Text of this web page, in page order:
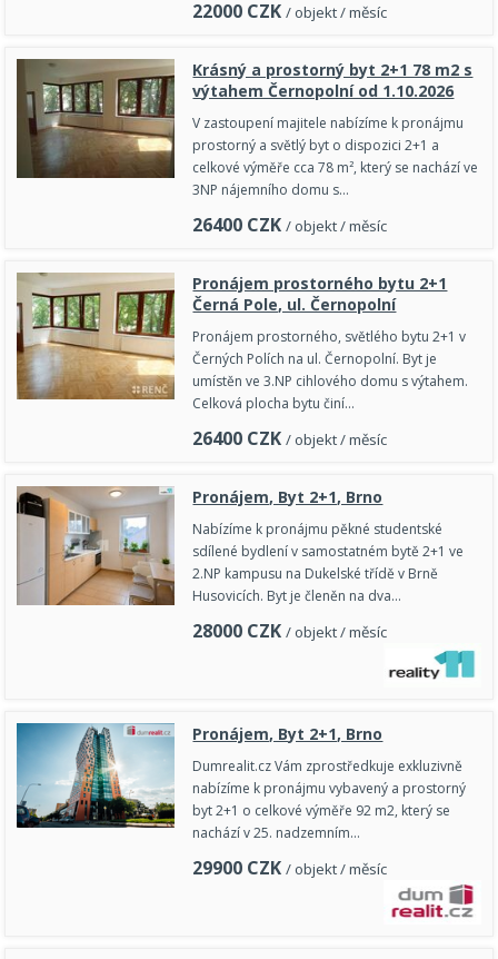
22000 CZK / objekt / měsíc
Krásný a prostorný byt 2+1 78 m2 s
výtahem Černopolní od 1.10.2026
V zastoupení majitele nabízíme k pronájmu
prostorný a světlý byt o dispozici 2+1 a
celkové výměře cca 78 m², který se nachází ve
3NP nájemního domu s…
26400 CZK / objekt / měsíc
Pronájem prostorného bytu 2+1
Černá Pole, ul. Černopolní
Pronájem prostorného, světlého bytu 2+1 v
Černých Polích na ul. Černopolní. Byt je
umístěn ve 3.NP cihlového domu s výtahem.
Celková plocha bytu činí…
26400 CZK / objekt / měsíc
Pronájem, Byt 2+1, Brno
Nabízíme k pronájmu pěkné studentské
sdílené bydlení v samostatném bytě 2+1 ve
2.NP kampusu na Dukelské třídě v Brně
Husovicích. Byt je členěn na dva…
28000 CZK / objekt / měsíc
Pronájem, Byt 2+1, Brno
Dumrealit.cz Vám zprostředkuje exkluzivně
nabízíme k pronájmu vybavený a prostorný
byt 2+1 o celkové výměře 92 m2, který se
nachází v 25. nadzemním…
29900 CZK / objekt / měsíc